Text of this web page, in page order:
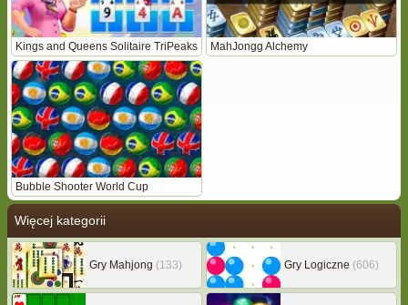
Kings and Queens Solitaire TriPeaks MahJongg Alchemy
Bubble Shooter World Cup
Więcej kategorii
Gry Mahjong (133) Gry Logiczne (606)